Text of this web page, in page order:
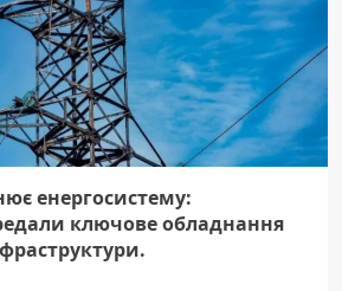
енергосистему:
ключове обладнання